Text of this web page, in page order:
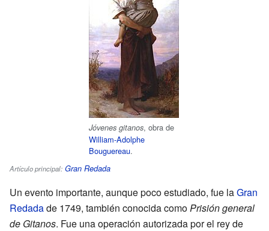
Jóvenes gitanos, obra de
William-Adolphe
Bouguereau.
Artículo principal: Gran Redada
Un evento importante, aunque poco estudiado, fue laGran
Redadade 1749, también conocida comoPrisión general
de Gitanos. Fue una operación autorizada por el rey de